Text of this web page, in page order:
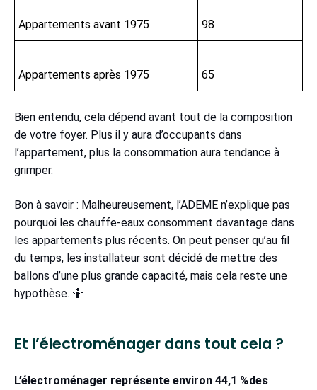
Appartements avant 1975 98
Appartements après 1975 65
Bien entendu, cela dépend avant tout de la composition
de votre foyer. Plus il y aura d’occupants dans
l’appartement, plus la consommation aura tendance à
grimper.
Bon à savoir : Malheureusement, l’ADEME n’explique pas
pourquoi les chauffe-eaux consomment davantage dans
les appartements plus récents. On peut penser qu’au fil
du temps, les installateur sont décidé de mettre des
ballons d’une plus grande capacité, mais cela reste une
hypothèse. 🤷
Et l’électroménager dans tout cela ?
L’électroménager représente environ 44,1 %des